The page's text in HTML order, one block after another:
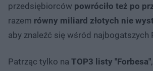
przedsiębiorców powróciło też po
razem równy miliard złotych nie
aby znaleźć się wśród najbogatszych
Patrząc tylko na TOP3 listy "Forbesa",